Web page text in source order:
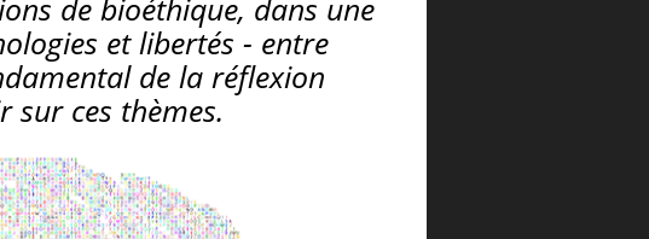
de bioéthique, dans une
et libertés - entre
de la réflexion
sur ces thèmes.